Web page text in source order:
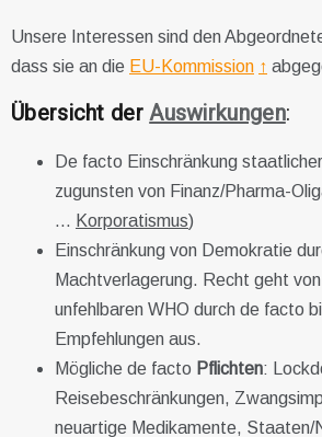
Unsere Interessen sind den
dass sie an die EU-Kommission ↑
Übersicht derAuswirkungen:
De facto Einschränkung
zugunsten von Finanz/Pharma-
… Korporatismus)
Einschränkung von Demokratie
Machtverlagerung. Recht geht
unfehlbaren WHO durch de facto
Empfehlungen aus.
Mögliche de facto Pflichten:
Reisebeschränkungen,
neuartige Medikamente, Staaten/